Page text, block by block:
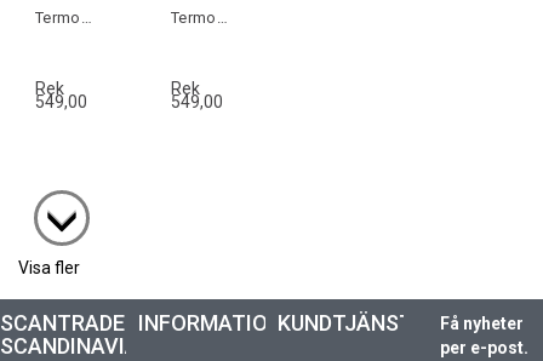
Termos i rostfritt stål
Rek
549,00
Termos i rostfritt stål
Rek
549,00
Visa fler
SCANTRADE
SCANDINAVIA
INFORMATIONKUNDTJÄNST
Få nyheter
per e-post.